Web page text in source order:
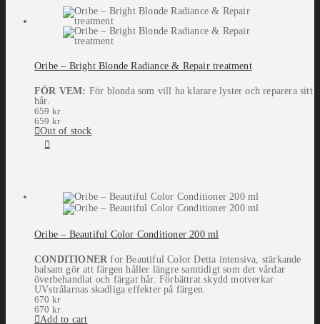
Oribe – Bright Blonde Radiance & Repair treatment
FÖR VEM: För blonda som vill ha klarare lyster och reparera sitt
hår.
659 kr
659 kr
Out of stock
Oribe – Beautiful Color Conditioner 200 ml
CONDITIONER for Beautiful Color Detta intensiva, stärkande
balsam gör att färgen håller längre samtidigt som det vårdar
överbehandlat och färgat hår. Förbättrat skydd motverkar
UVstrålarnas skadliga effekter på färgen.
670 kr
670 kr
Add to cart